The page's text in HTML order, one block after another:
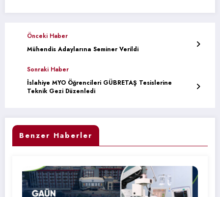
Önceki Haber
Mühendis Adaylarına Seminer Verildi
Sonraki Haber
İslahiye MYO Öğrencileri GÜBRETAŞ Tesislerine
Teknik Gezi Düzenledi
Benzer Haberler